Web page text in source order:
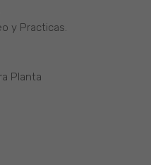
y Practicas.
Planta